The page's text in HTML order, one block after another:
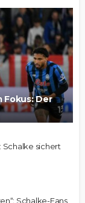
Fokus: Der
Schalke sichert
Schalke-Fans